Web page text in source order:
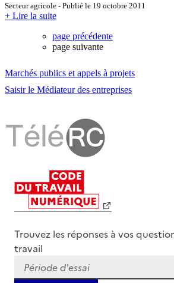
Secteur agricole - Publié le 19 octobre 2011
+ Lire la suite
page précédente
page suivante
Marchés publics et appels à projets
Saisir le Médiateur des entreprises